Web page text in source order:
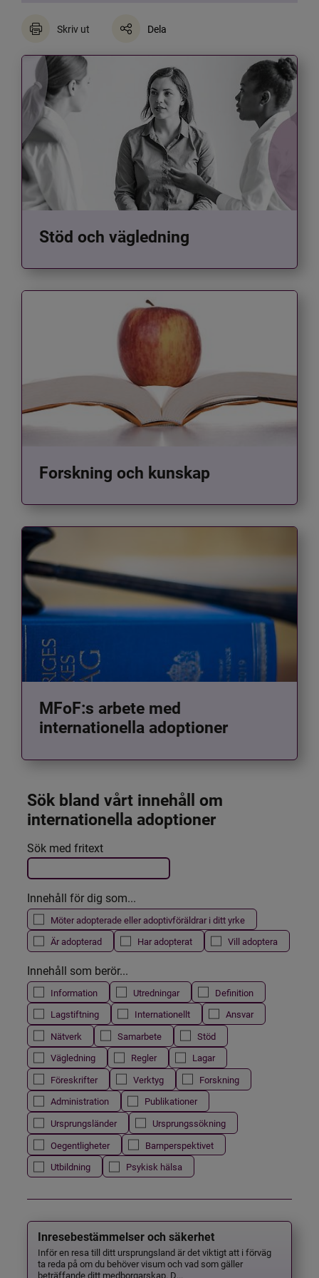
Skriv ut Dela
Stöd och vägledning
Forskning och kunskap
MFoF:s arbete med
internationella adoptioner
Sök bland vårt innehåll om
internationella adoptioner
Filtrera resultatet
Det här formuläret postas automatiskt
Sök med fritext
Innehåll för dig som...
Möter adopterade eller adoptivföräldrar i ditt yrke
Är adopterad
Har adopterat Vill adoptera
Innehåll som berör...
Information Utredningar
Definition
Lagstiftning
Internationellt
Ansvar
Nätverk
Samarbete
Stöd
Vägledning
Regler
Lagar
Föreskrifter
Verktyg
Forskning
Administration
Publikationer
Ursprungsländer
Ursprungssökning
Oegentligheter
Barnperspektivet
Utbildning
Psykisk hälsa
Inresebestämmelser och säkerhet
Inför en resa till ditt ursprungsland är det viktigt att i förväg
ta reda på om du behöver visum och vad som gäller
beträffande ditt medborgarskap. D...